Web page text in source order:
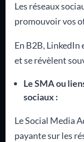
Les réseaux
promouvoir vos
En B2B,
et se révèlent
Le SMA ou
sociaux :
Le Social Media
payante sur les